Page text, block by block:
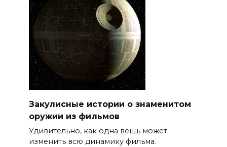
Закулисные истории о знаменитом
оружии из фильмов
Удивительно, как одна вещь может
изменить всю динамику фильма.